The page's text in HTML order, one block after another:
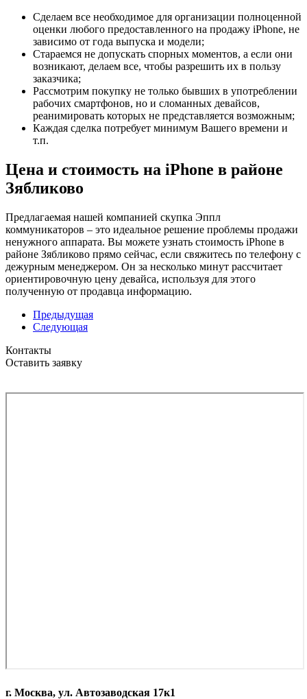
Сделаем все необходимое для организации полноценной
оценки любого предоставленного на продажу iPhone, не
зависимо от года выпуска и модели;
Стараемся не допускать спорных моментов, а если они
возникают, делаем все, чтобы разрешить их в пользу
заказчика;
Рассмотрим покупку не только бывших в употреблении
рабочих смартфонов, но и сломанных девайсов,
реанимировать которых не представляется возможным;
Каждая сделка потребует минимум Вашего времени и
т.п.
Цена и стоимость на iPhone в районе
Зябликово
Предлагаемая нашей компанией скупка Эппл
коммуникаторов – это идеальное решение проблемы продажи
ненужного аппарата. Вы можете узнать стоимость iPhone в
районе Зябликово прямо сейчас, если свяжитесь по телефону с
дежурным менеджером. Он за несколько минут рассчитает
ориентировочную цену девайса, используя для этого
полученную от продавца информацию.
Предыдущая
Следующая
Контакты
Оставить заявку
г. Москва, ул. Автозаводская 17к1